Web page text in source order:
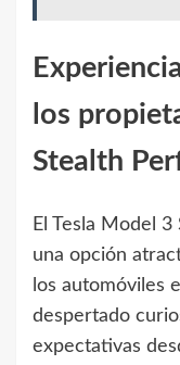
los
Stealth
El Tesla Model
una opción
los automóviles
despertado
expectativas